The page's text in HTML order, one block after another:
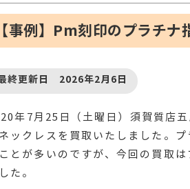
【事例】Pm刻印のプラチナ
終更新日 2026年2月6日
年7月25日（土曜日）須賀質店
ックレスを買取いたしました。
とが多いのですが、今回の買取
た。